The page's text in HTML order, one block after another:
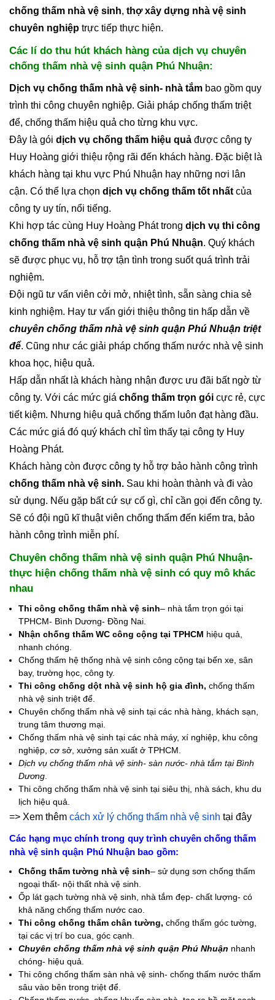
chống thấm nhà vệ sinh, thợ xây dựng nhà vệ sinh
chuyên nghiệp trực tiếp thực hiện.
Các lí do thu hút khách hàng của dịch vụ chuyên
chống thấm nhà vệ sinh quận Phú Nhuận:
Dịch vụ chống thấm nhà vệ sinh- nhà tắm bao gồm quy
trình thi công chuyên nghiệp. Giải pháp chống thấm triệt
để, chống thấm hiệu quả cho từng khu vực.
Đây là gói dịch vụ chống thấm hiệu quả được công ty
Huy Hoàng giới thiệu rộng rãi đến khách hàng. Đặc biệt là
khách hàng tại khu vực Phú Nhuận hay những nơi lân
cận. Có thể lựa chọn dịch vụ chống thấm tốt nhất của
công ty uy tín, nổi tiếng.
Khi hợp tác cùng Huy Hoàng Phát trong dịch vụ thi công
chống thấm nhà vệ sinh quận Phú Nhuận. Quý khách
sẽ được phục vụ, hỗ trợ tận tình trong suốt quá trình trải
nghiệm.
Đội ngũ tư vấn viên cởi mở, nhiệt tình, sẵn sàng chia sẻ
kinh nghiệm. Hay tư vấn giới thiệu thông tin hấp dẫn về
chuyên chống thấm nhà vệ sinh quận Phú Nhuận triệt
để. Cũng như các giải pháp chống thấm nước nhà vệ sinh
khoa học, hiệu quả.
Hấp dẫn nhất là khách hàng nhận được ưu đãi bất ngờ từ
công ty. Với các mức giá chống thấm trọn gói cực rẻ, cực
tiết kiệm. Nhưng hiệu quả chống thấm luôn đạt hàng đầu.
Các mức giá đó quý khách chỉ tìm thấy tại công ty Huy
Hoàng Phát.
Khách hàng còn được công ty hỗ trợ bảo hành công trình
chống thấm nhà vệ sinh. Sau khi hoàn thành và đi vào
sử dụng. Nếu gặp bất cứ sự cố gì, chỉ cần gọi đến công ty.
Sẽ có đội ngũ kĩ thuật viên chống thấm đến kiểm tra, bảo
hành công trình miễn phí.
Chuyên chống thấm nhà vệ sinh quận Phú Nhuận-
thực hiện chống thấm nhà vệ sinh có quy mô khác
nhau
Thi công chống thấm nhà vệ sinh– nhà tắm trọn gói tại
TPHCM- Bình Dương- Đồng Nai.
Nhận chống thấm WC công cộng tại TPHCM hiệu quả,
nhanh chóng.
Chống thấm hệ thống nhà vệ sinh công cộng tại bến xe, sân
bay, trường học, công ty.
Thi công chống dột nhà vệ sinh hộ gia đình, chống thấm
nhà vệ sinh triệt để.
Chuyên chống thấm nhà vệ sinh tại các nhà hàng, khách sạn,
trung tâm thương mại.
Chống thấm nhà vệ sinh tại các nhà máy, xí nghiệp, khu công
nghiệp, cơ sở, xưởng sản xuất ở TPHCM.
Dịch vụ chống thấm nhà vệ sinh- sàn nước- nhà tắm tại Bình
Dương
Thi công chống thấm nhà vệ sinh tại siêu thị, nhà sách, khu du
lịch hiệu quả.
=> Xem thêm cách xử lý chống thấm nhà vệ sinh tại đây
Các hạng mục chính trong quy trình chuyên chống thấm
nhà vệ sinh quận Phú Nhuận bao gồm:
Chống thấm tường nhà vệ sinh– sử dụng sơn chống thấm
ngoại thất- nội thất nhà vệ sinh.
Ốp lát gạch tường nhà vệ sinh, nhà tắm đẹp- chất lượng- có
khả năng chống thấm nước cao.
Thi công chống thấm chân tường, chống thấm góc tường,
tại các vị trí bo cua, góc cạnh.
Chuyên chống thấm nhà vệ sinh quận Phú Nhuận nhanh
chóng- hiệu quả.
Thi công chống thấm sàn nhà vệ sinh- chống thấm nước thấm
sâu vào bên trong triệt để.